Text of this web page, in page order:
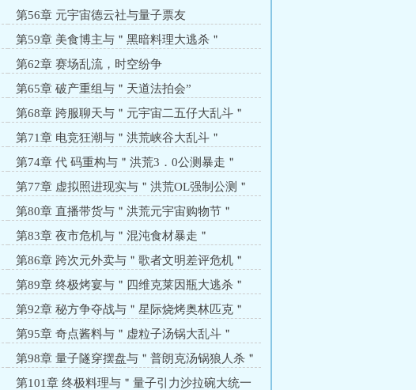
第56章 元宇宙德云社与量子票友
第59章 美食博主与＂黑暗料理大逃杀＂
第62章 赛场乱流，时空纷争
第65章 破产重组与＂天道法拍会”
第68章 跨服聊天与＂元宇宙二五仔大乱斗＂
第71章 电竞狂潮与＂洪荒峡谷大乱斗＂
第74章 代 码重构与＂洪荒3．0公测暴走＂
第77章 虚拟照进现实与＂洪荒OL强制公测＂
第80章 直播带货与＂洪荒元宇宙购物节＂
第83章 夜市危机与＂混沌食材暴走＂
第86章 跨次元外卖与＂歌者文明差评危机＂
第89章 终极烤宴与＂四维克莱因瓶大逃杀＂
第92章 秘方争夺战与＂星际烧烤奥林匹克＂
第95章 奇点酱料与＂虚粒子汤锅大乱斗＂
第98章 量子隧穿摆盘与＂普朗克汤锅狼人杀＂
第101章 终极料理与＂量子引力沙拉碗大统一